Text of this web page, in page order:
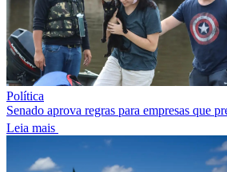
Política
Senado aprova regras para empresas que
Leia mais